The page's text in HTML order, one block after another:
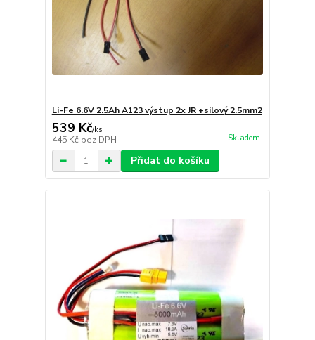
Li-Fe 6.6V 2.5Ah A123 výstup 2x JR +silový 2.5mm2
539 Kč/ks
445 Kč bez DPH Skladem
Přidat do košíku